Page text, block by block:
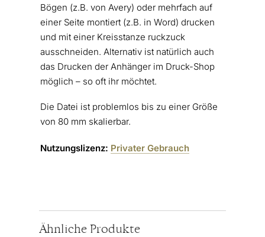
Bögen (z.B. von Avery) oder mehrfach auf
einer Seite montiert (z.B. in Word) drucken
und mit einer Kreisstanze ruckzuck
ausschneiden. Alternativ ist natürlich auch
das Drucken der Anhänger im Druck-Shop
möglich – so oft ihr möchtet.
Die Datei ist problemlos bis zu einer Größe
von 80 mm skalierbar.
Nutzungslizenz: Privater Gebrauch
Ähnliche Produkte